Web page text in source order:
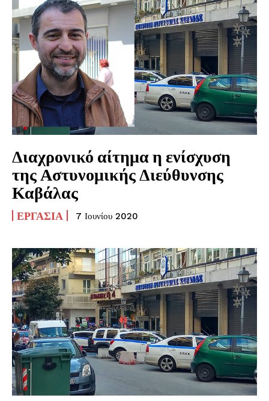
Διαχρονικό αίτημα η ενίσχυση
της Αστυνομικής Διεύθυνσης
Καβάλας
ΕΡΓΑΣΊΑ 7 Ιουνίου 2020